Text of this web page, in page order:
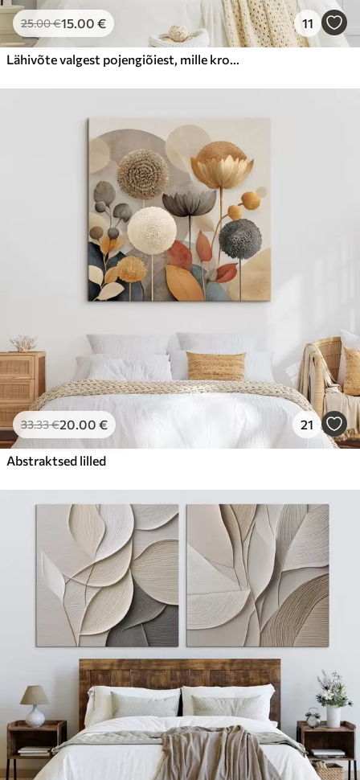
25.00€15.00 € 11
Lähivõte valgest pojengiõiest, mille kroonlehtedel on veepiisad, hägusel taustal
33.33€20.00 € 21
Abstraktsed lilled